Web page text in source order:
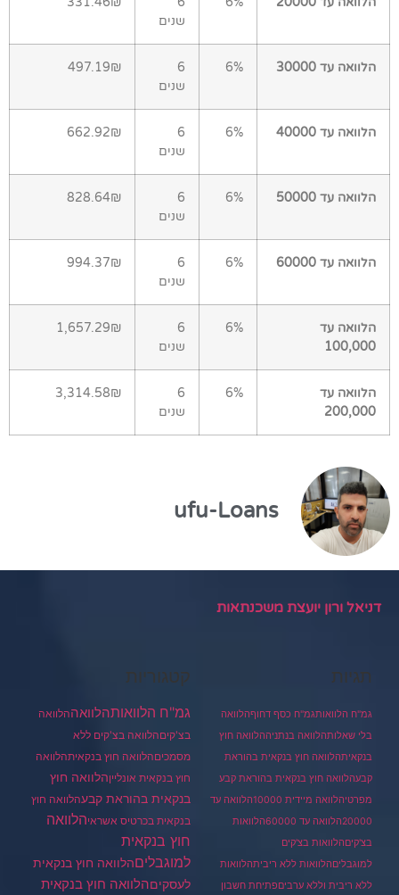
שנים
הלוואה עד 30000 6%
6
שנים
497.19₪
הלוואה עד 40000 6%
6
שנים
662.92₪
הלוואה עד 50000 6%
6
שנים
828.64₪
הלוואה עד 60000 6%
6
שנים
994.37₪
הלוואה עד
100,000
6%
6
שנים
1,657.29₪
הלוואה עד
200,000
6%
6
שנים
3,314.58₪
ufu-Loans
דניאל ורון יועצת משכנתאות
תגיות
גמ"ח הלוואותגמ"ח כסף דחוףהלוואה
בלי שאלותהלוואה בנתניההלוואה חוץ
בנקאיתהלוואה חוץ בנקאית בהוראת
קבעהלוואה חוץ בנקאית בהוראת קבע
מפרטיהלוואה מיידית 10000
הלוואה עד
20000הלוואה עד 60000
הלוואות
בצ'קיםהלוואות בצ'קים
למוגבליםהלוואות ללא ריביתהלוואות
ללא ריבית וללא ערביםפתיחת חשבון
קטגוריות
גמ"ח הלוואותהלוואההלוואה
בצ'קיםהלוואה בצ'קים ללא
מסמכיםהלוואה חוץ בנקאיתהלוואה
חוץ בנקאית אונלייןהלוואה חוץ
בנקאית בהוראת קבעהלוואה חוץ
בנקאית בכרטיס אשראיהלוואה
חוץ בנקאית
למוגבליםהלוואה חוץ בנקאית
לעסקיםהלוואה חוץ בנקאית